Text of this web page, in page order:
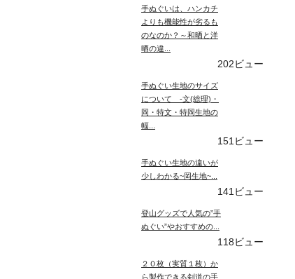
手ぬぐいは、ハンカチ
よりも機能性が劣るも
のなのか？～和晒と洋
晒の違...
202ビュー
手ぬぐい生地のサイズ
について -文(総理)・
岡・特文・特岡生地の
幅...
151ビュー
手ぬぐい生地の違いが
少しわかる~岡生地~...
141ビュー
登山グッズで人気の”手
ぬぐい”やおすすめの...
118ビュー
２０枚（実質１枚）か
ら製作できる剣道の手